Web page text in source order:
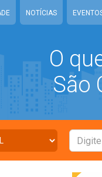
NOTÍCIAS
O
São